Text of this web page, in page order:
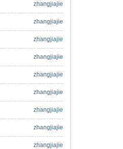
zhangjiajie
zhangjiajie
zhangjiajie
zhangjiajie
zhangjiajie
zhangjiajie
zhangjiajie
zhangjiajie
zhangjiajie